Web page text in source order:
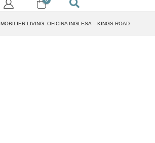
MOBILIER LIVING: OFICINA INGLESA – KINGS ROAD